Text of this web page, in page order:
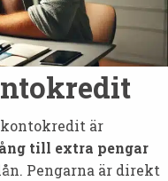
kontokredit är
till extra pengar
Pengarna är direkt